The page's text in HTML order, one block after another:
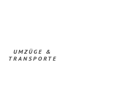
UMZÜGE &
TRANSPORTE